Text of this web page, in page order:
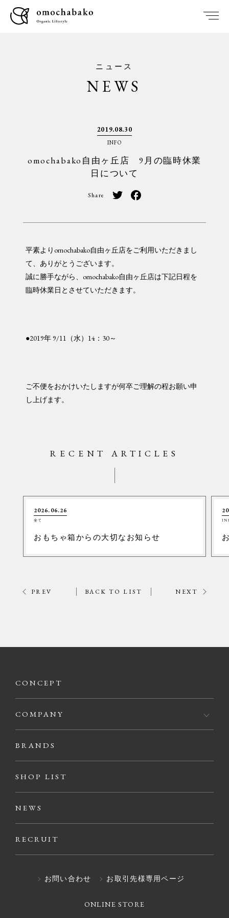
ニュース
NEWS
2019.08.30
INFO
omochabako自由ヶ丘店 9月の臨時休業
日について
Share
平素よりomochabako自由ヶ丘店をご利用いただきまし
て、ありがとうございます。
誠に勝手ながら、omochabako自由ヶ丘店は下記日程を
臨時休業日とさせていただきます。
●2019年 9/11（水）14：30～
ご不便をおかけいたしますが何卒ご理解の程お願い申
し上げます。
RECENT ARTICLES
2026.06.26
全て
おもちゃ箱からの大切なお知らせ
PREV BACK TO LIST NEXT
CONCEPT
COMPANY
BRANDS
SHOP LIST
NEWS
RECRUIT
お問い合わせ お取引先様専用ページ
ONLINE STORE